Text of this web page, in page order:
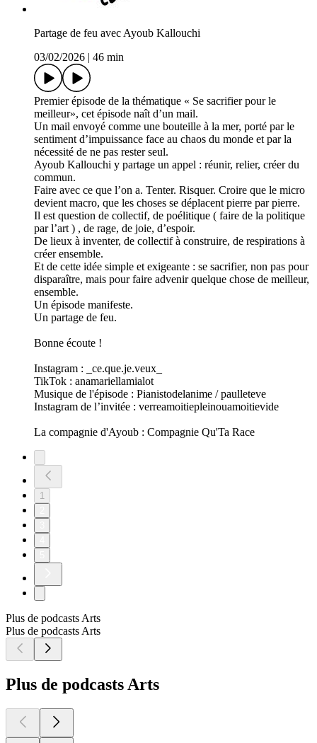
Partage de feu avec Ayoub Kallouchi
03/02/2026
46 min
Premier épisode de la thématique « Se sacrifier pour le
meilleur», cet épisode naît d’un mail.
Un mail envoyé comme une bouteille à la mer, porté par le
sentiment d’impuissance face au chaos du monde et par la
nécessité de ne pas rester seul.
Ayoub Kallouchi y partage un appel : réunir, relier, créer du
commun.
Faire avec ce que l’on a. Tenter. Risquer. Croire que le micro
devient macro, que les choses se déplacent pierre par pierre.
Il est question de collectif, de poélitique ( faire de la politique
par l’art ) , de rage, de joie, d’espoir.
De lieux à inventer, de collectif à construire, de respirations à
créer ensemble.
Et de cette idée simple et exigeante : se sacrifier, non pas pour
disparaître, mais pour faire advenir quelque chose de meilleur,
ensemble.
Un épisode manifeste.
Un partage de feu.
Bonne écoute !
Instagram : _ce.que.je.veux_
TikTok : anamariellamialot
Musique de l'épisode : Pianistodelanime / paulleteve
Instagram de l’invitée : verreamoitiepleinouamoitievide
La compagnie d'Ayoub : Compagnie Qu'Ta Race
1
Plus de podcasts Arts
Plus de podcasts Arts
Plus de podcasts Arts